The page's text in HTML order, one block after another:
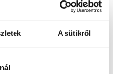
A sütikről
utána pedig a
A foglaljorvost.hu